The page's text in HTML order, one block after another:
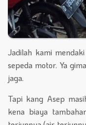
Jadilah kami
sepeda motor. Ya
jaga.
Tapi kang Asep
kena biaya